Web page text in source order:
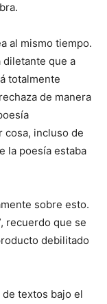
al mismo tiempo.
diletante que a
totalmente
de manera
cosa, incluso de
la poesía estaba
sobre esto.
recuerdo que se
debilitado
de textos bajo el